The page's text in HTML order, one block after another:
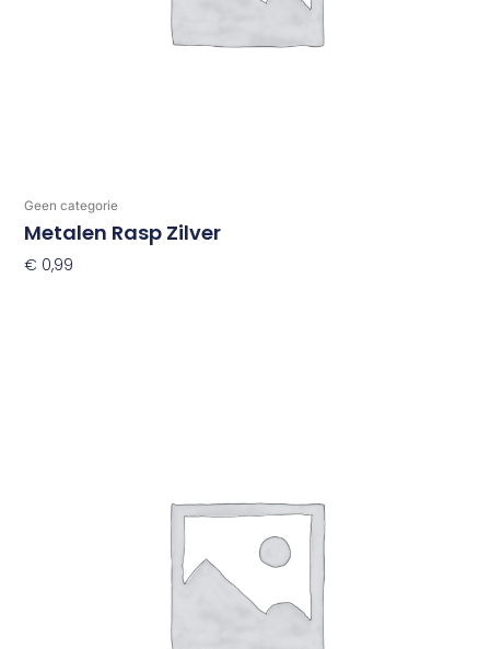
Geen categorie
Metalen Rasp Zilver
€ 0,99